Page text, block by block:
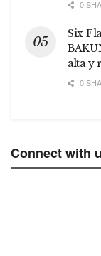
0
Six
alta y
0
Connect with